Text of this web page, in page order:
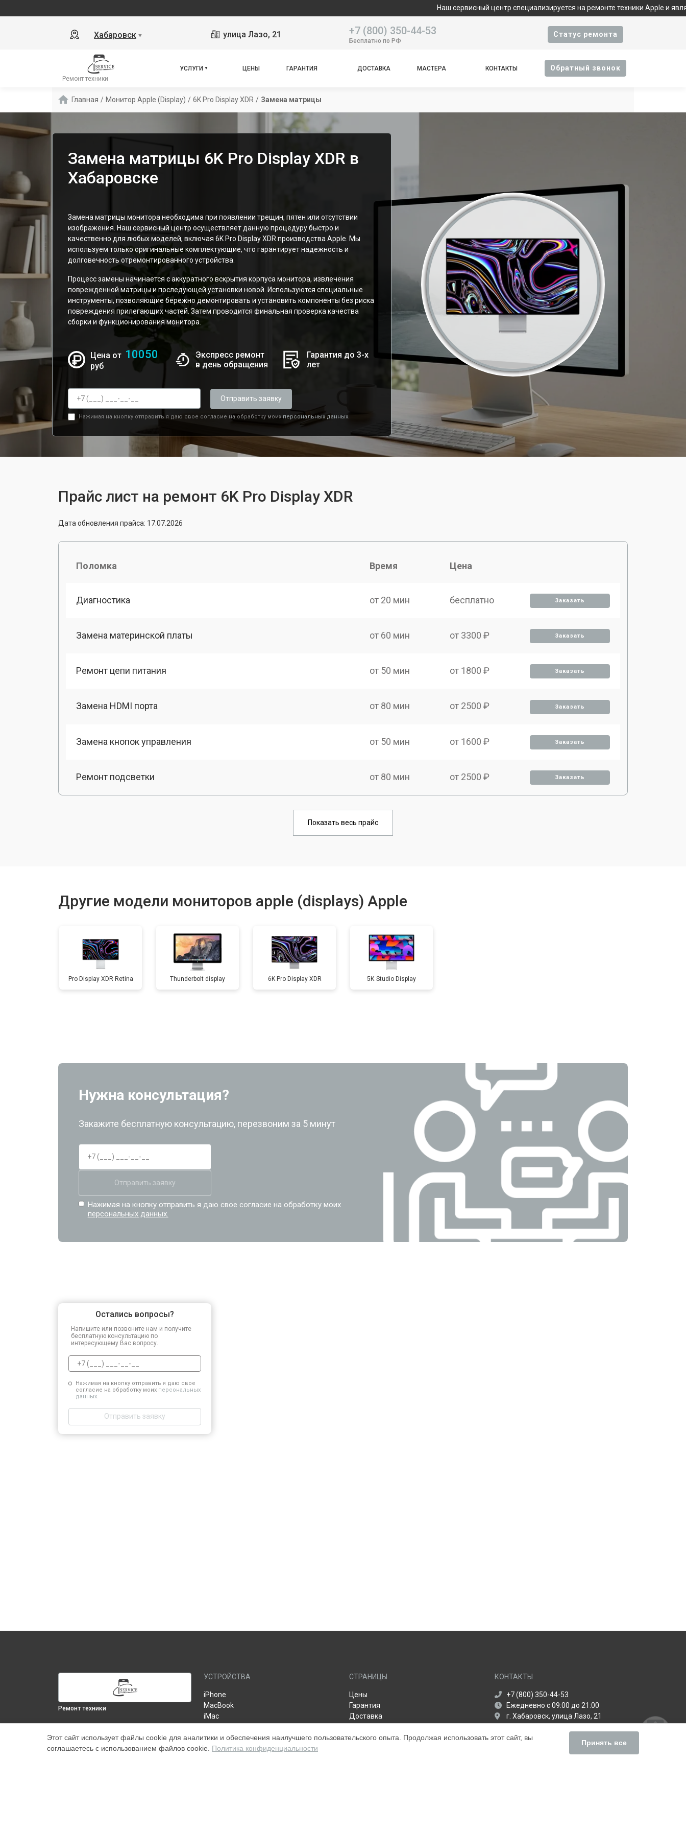
Наш сервисный центр специализируется на ремонте техники Apple и является
Хабаровск ▼ улица Лазо, 21 +7 (800) 350-44-53
Бесплатно по РФ
Cтатус ремонта
Ремонт техники
УСЛУГИ ЦЕНЫ ГАРАНТИЯ ДОСТАВКА МАСТЕРА КОНТАКТЫ Oбратный звонок
Главная / Монитор Apple (Display) / 6K Pro Display XDR / Замена матрицы
Замена матрицы 6K Pro Display XDR в
Хабаровске
Замена матрицы монитора необходима при появлении трещин, пятен или отсутствии
изображения. Наш сервисный центр осуществляет данную процедуру быстро и
качественно для любых моделей, включая 6K Pro Display XDR производства Apple. Мы
используем только оригинальные комплектующие, что гарантирует надежность и
долговечность отремонтированного устройства.
Процесс замены начинается с аккуратного вскрытия корпуса монитора, извлечения
поврежденной матрицы и последующей установки новой. Используются специальные
инструменты, позволяющие бережно демонтировать и установить компоненты без риска
повреждения прилегающих частей. Затем проводится финальная проверка качества
сборки и функционирования монитора.
Цена от 10050
руб
Экспресс ремонт
в день обращения
Гарантия до 3-х
лет
Отправить заявку
Нажимая на кнопку отправить я даю свое согласие на обработку моих персональных данных.
Прайс лист на ремонт 6K Pro Display XDR
Дата обновления прайса: 17.07.2026
Поломка Время Цена
Диагностика от 20 мин бесплатно Заказать
Замена материнской платы от 60 мин от 3300 ₽ Заказать
Ремонт цепи питания от 50 мин от 1800 ₽ Заказать
Замена HDMI порта от 80 мин от 2500 ₽ Заказать
Замена кнопок управления от 50 мин от 1600 ₽ Заказать
Ремонт подсветки от 80 мин от 2500 ₽ Заказать
Показать весь прайс
Другие модели мониторов apple (displays) Apple
Pro Display XDR Retina Thunderbolt display 6K Pro Display XDR 5К Studio Display
Нужна консультация?
Закажите бесплатную консультацию, перезвоним за 5 минут
Отправить заявку
Нажимая на кнопку отправить я даю свое согласие на обработку моих
персональных данных.
Остались вопросы?
Напишите или позвоните нам и получите
бесплатную консультацию по
интересующему Вас вопросу.
Нажимая на кнопку отправить я даю свое
согласие на обработку моих персональных
данных.
Отправить заявку
Ремонт техники
Замена матрицы 6K Pro Display XDR в
Москве
УСТРОЙСТВА
iPhone
MacBook
iMac
Монитор Apple (Display)
Tюнер Apple TV
СТРАНИЦЫ
Цены
Гарантия
Доставка
Мастера
КОНТАКТЫ
+7 (800) 350-44-53
Ежедневно с 09:00 до 21:00
г. Хабаровск, улица Лазо, 21
Политика конфиденциальности
Этот сайт использует файлы cookie для аналитики и обеспечения наилучшего пользовательского опыта. Продолжая использовать этот сайт, вы
соглашаетесь с использованием файлов cookie. Политика конфиденциальности
Принять все